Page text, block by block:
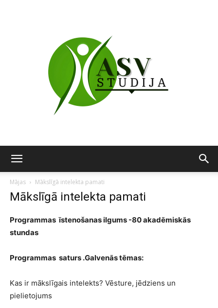
Mājas Mākslīgā intelekta pamati
Mākslīgā intelekta pamati
Programmas īstenošanas ilgums -80 akadēmiskās
stundas
Programmas saturs .Galvenās tēmas:
Kas ir mākslīgais intelekts? Vēsture, jēdziens un
pielietojums